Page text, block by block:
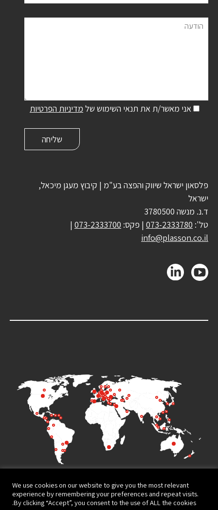
הודעה
אני מאשר/ת את תנאי השימוש של מדיניות הפרטיות
פלסאון ישראל שיווק והפצה בע"מ | קיבוץ מעגן מיכאל,
ישראל
ד.נ. מנשה 3780500
טל': 073-2333780 | פקס: 073-2333700
|
info@plasson.co.il
We use cookies on our website to give you the most relevant
experience by remembering your preferences and repeat visits.
By clicking “Accept”, you consent to the use of ALL the cookies.